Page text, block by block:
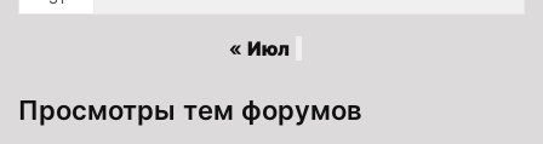
« Июл
Просмотры тем форумов